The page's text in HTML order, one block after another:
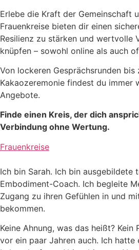
Erlebe die Kraft der Gemeinschaft
Frauenkreise bieten dir einen
Resilienz zu stärken und wertvolle
knüpfen – sowohl online als auch
Von lockeren Gesprächsrunden
Kakaozeremonie findest du immer
Angebote.
Finde einen Kreis, der dich
Verbindung ohne Wertung.
Frauenkreise
Ich bin Sarah. Ich bin ausgebildete
Embodiment-Coach. Ich begleite
Zugang zu ihren Gefühlen in und
bekommen.
Keine Ahnung, was das heißt?
vor ein paar Jahren auch. Ich hatte